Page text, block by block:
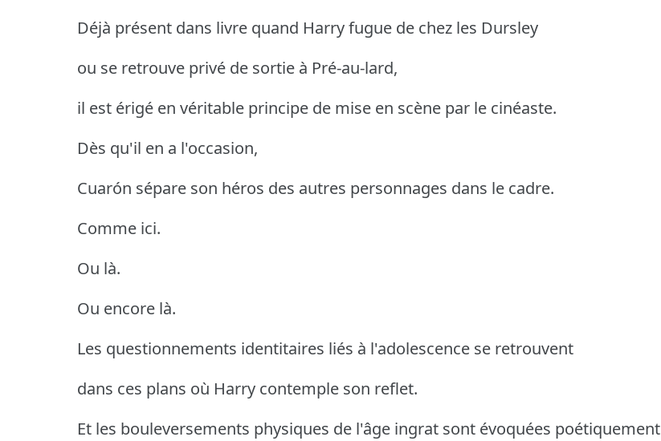
Déjà présent dans livre quand Harry fugue de chez les Dursley
ou se retrouve privé de sortie à Pré-au-lard,
il est érigé en véritable principe de mise en scène par le cinéaste.
Dès qu'il en a l'occasion,
Cuarón sépare son héros des autres personnages dans le cadre.
Comme ici.
Ou là.
Ou encore là.
Les questionnements identitaires liés à l'adolescence se retrouvent
dans ces plans où Harry contemple son reflet.
Et les bouleversements physiques de l'âge ingrat sont évoquées poétiquement